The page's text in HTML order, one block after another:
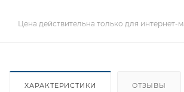
Цена действительна только для интернет-
ХАРАКТЕРИСТИКИ ОТЗЫВЫ